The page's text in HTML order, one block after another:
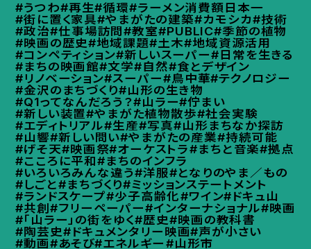
#うつわ#再生#循環#ラーメン消費額日本一
#街に置く家具#やまがたの建築#カモシカ#技術
#政治#仕事場訪問#教室#PUBLIC#季節の植物
#映画の歴史#地域課題#土木#地域資源活用
#コンペティション#新しいスーパー#日常を生きる
#まちの映画館#文学#自然#食とデザイン
#リノベーション#スーパー#鳥中華#テクノロジー
#金沢のまちづくり#山形の生き物
#Q1ってなんだろう？#山ラー#佇まい
#新しい装置#やまがた植物散歩#社会実験
#エディトリアル#生産#写真#山形まちなか探訪
#山響#新しい問い#やまがたの産業#持続可能
#げそ天#映画祭#オーケストラ#まちと音楽#拠点
#こころに平和#まちのインフラ
#いろいろみんな違う#洋服#となりのやま／もの
#しごと#まちづくり#ミッションステートメント
#ランドスケープ#少子高齢化#ワイン#ドキュ山
#共創 #フリーペーパー#インターナショナル#映画
#「山ラー」の街をゆく#歴史#映画の教科書
#陶芸史#ドキュメンタリー映画#声が小さい
#動画#あそび#エネルギー #山形市